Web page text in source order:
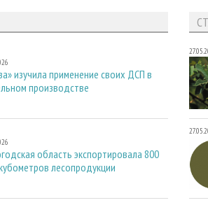
изучила применение своих ДСП в
производстве
область экспортировала 800
лесопродукции